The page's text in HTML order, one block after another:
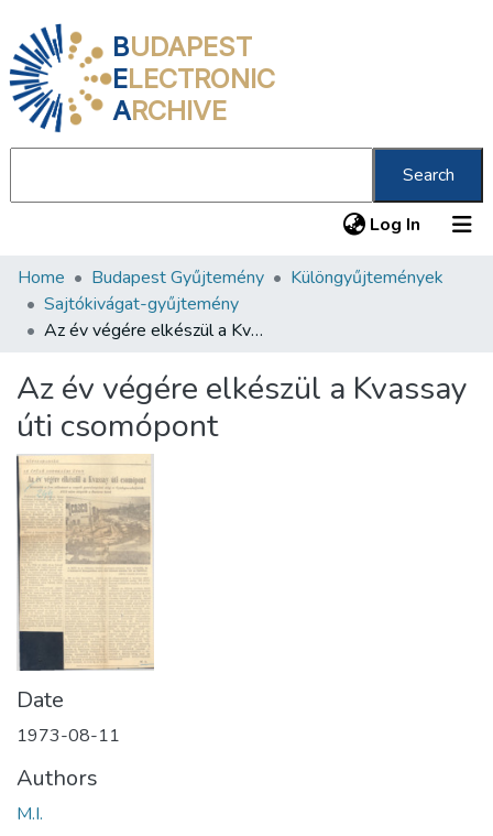
BUDAPEST
ELECTRONIC
ARCHIVE
Search
Log In (current)
Communities & Collections
All of DSpace
About us
Home Budapest Gyűjtemény
Különgyűjtemények
Sajtókivágat-gyűjtemény
Az év végére elkészül a Kvassay úti csomópont
Az év végére elkészül a Kvassay
úti csomópont
Date
1973-08-11
Authors
M.I.